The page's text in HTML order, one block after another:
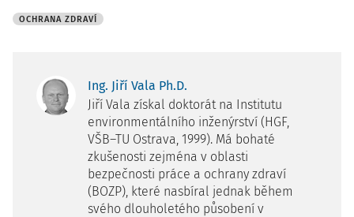
OCHRANA ZDRAVÍ
Ing. Jiří Vala Ph.D.
Jiří Vala získal doktorát na Institutu
environmentálního inženýrství (HGF,
VŠB–TU Ostrava, 1999). Má bohaté
zkušenosti zejména v oblasti
bezpečnosti práce a ochrany zdraví
(BOZP), které nasbíral jednak během
svého dlouholetého působení v